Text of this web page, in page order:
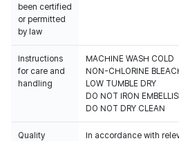
been certified
or permitted
by law
Instructions
for care and
handling
MACHINE WASH COLD
NON-CHLORINE
LOW TUMBLE DRY
DO NOT IRON
DO NOT DRY CLEAN
Quality
In accordance with